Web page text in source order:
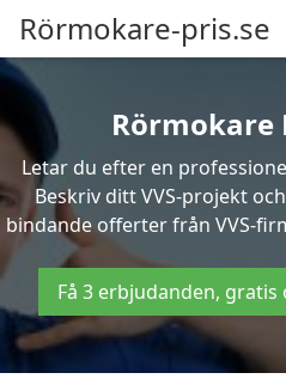
Rörmokare-pris.se
Rörmokare
Letar du efter en
Beskriv ditt VVS-projekt
bindande offerter från VVS-
Få 3 erbjudanden,